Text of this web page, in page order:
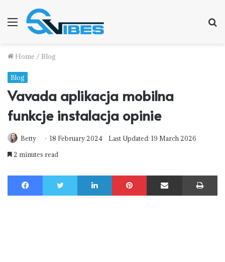
Menu
Home / Blog
Blog
Vavada aplikacja mobilna
funkcje instalacja opinie
Betty 18 February 2024
Last Updated: 19 March 2026
2 minutes read
Facebook Twitter LinkedIn Pinterest Share via Email